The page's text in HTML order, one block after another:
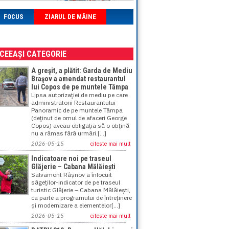
FOCUS ZIARUL DE MÂINE
CATEGORIE
A greşit, a plătit: Garda de Mediu
Braşov a amendat restaurantul
lui Copos de pe muntele Tâmpa
Lipsa autorizaţiei de mediu pe care
administratorii Restaurantului
Panoramic de pe muntele Tâmpa
(deţinut de omul de afaceri George
Copos) aveau obligaţia să o obţină
nu a rămas fără urmări.[...]
2026-05-15 citeste mai mult
Indicatoare noi pe traseul
Glăjerie – Cabana Mălăiești
Salvamont Râșnov a înlocuit
săgeților-indicator de pe traseul
turistic Glăjerie – Cabana Mălăiești,
ca parte a programului de întreținere
și modernizare a elementelor[...]
2026-05-15 citeste mai mult